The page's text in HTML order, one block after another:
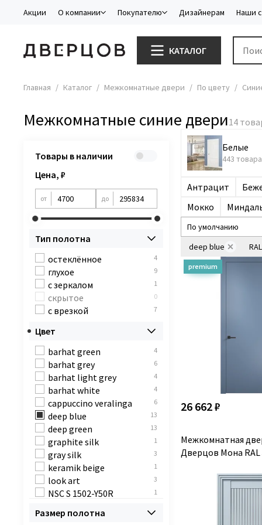
Акции О компании Покупателю Дизайнерам Наши
КАТАЛОГ
Главная Каталог Межкомнатные двери По цвету
Межкомнатные синие двери
Белые
443 товара
Антрацит
Мокко
deep blue
26 662 ₽
Межкомнатная
Дверцов Мона RAL
Товары в наличии
Цена, ₽
от до
Тип полотна
остеклённое
4
глухое 9
с зеркалом 1
скрытое 0
с врезкой 7
Цвет
barhat green
4
barhat grey 6
barhat light grey 4
barhat white 4
cappuccino veralinga 6
deep blue 13
deep green 13
graphite silk 1
gray silk 3
keramik beige 1
look art 3
NSC S 1502-Y50R 1
RAL 1016
Размер полотна